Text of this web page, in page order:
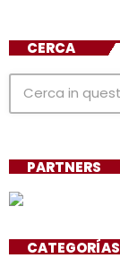
CERCA
PARTNERS
CATEGORÍAS